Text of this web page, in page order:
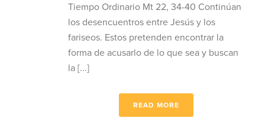
Tiempo Ordinario Mt 22, 34-40 Continúan
los desencuentros entre Jesús y los
fariseos. Estos pretenden encontrar la
forma de acusarlo de lo que sea y buscan
la [...]
READ MORE